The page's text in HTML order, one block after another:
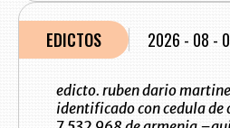
EDICTOS 2026 - 08 -
edicto. ruben dario
identificado con cedula de